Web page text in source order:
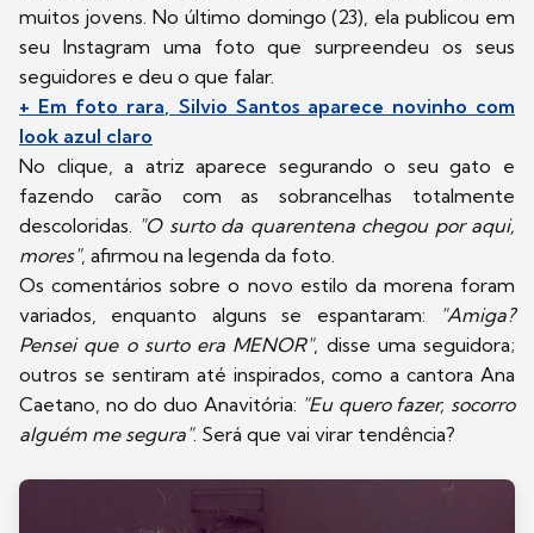
muitos jovens. No último domingo (23), ela publicou em
seu Instagram uma foto que surpreendeu os seus
seguidores e deu o que falar.
+ Em foto rara, Silvio Santos aparece novinho com
look azul claro
No clique, a atriz aparece segurando o seu gato e
fazendo carão com as sobrancelhas totalmente
descoloridas. "O surto da quarentena chegou por aqui,
mores", afirmou na legenda da foto.
Os comentários sobre o novo estilo da morena foram
variados, enquanto alguns se espantaram:
"Amiga?
Pensei que o surto era MENOR", disse uma seguidora;
outros se sentiram até inspirados, como a cantora Ana
Caetano, no do duo Anavitória: "Eu quero fazer, socorro
alguém me segura". Será que vai virar tendência?